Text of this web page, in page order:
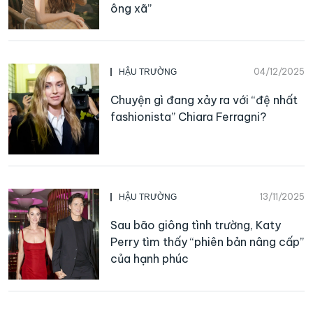
ông xã”
HẬU TRƯỜNG 04/12/2025
Chuyện gì đang xảy ra với “đệ nhất
fashionista” Chiara Ferragni?
HẬU TRƯỜNG 13/11/2025
Sau bão giông tình trường, Katy
Perry tìm thấy “phiên bản nâng cấp”
của hạnh phúc